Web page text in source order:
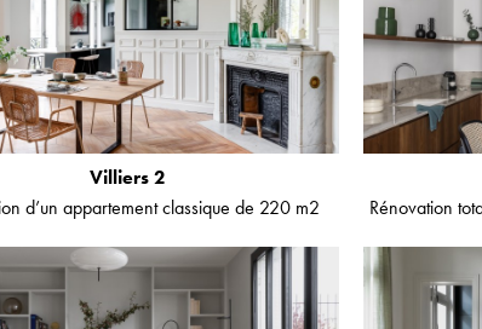
Villiers 2
d’un appartement classique de 220 m2
Rénovation